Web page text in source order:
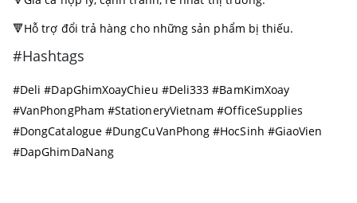
🔻Hỗ trợ đổi trả hàng cho những sản phẩm bị thiếu.
#Hashtags
#Deli #DapGhimXoayChieu #Deli333 #BamKimXoay
#VanPhongPham #StationeryVietnam #OfficeSupplies
#DongCatalogue #DungCuVanPhong #HocSinh #GiaoVien
#DapGhimDaNang